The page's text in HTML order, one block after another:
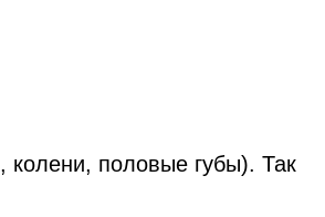
колени, половые губы). Так